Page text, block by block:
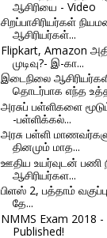
ஆசிரியை - Video
சிறப்பாசிரியர்கள்
ஆசிரியர்கள்...
Flipkart, Amazon
முடிவு?- இ-கா...
இடைநிலை
தொடர்பாக எந்த
அரசுப் பள்ளிகளை
-பள்ளிக்கல்...
அரசு பள்ளி
தினமும் மாத...
ஊதிய உயர்வுடன் பணி
ஆசிரியர்கள...
பிளஸ் 2, பத்தாம்
தே...
NMMS Exam 2018
Published!